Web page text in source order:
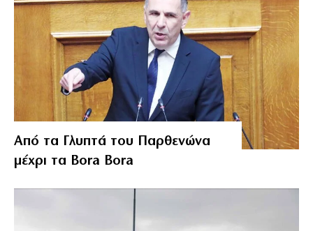
Από τα Γλυπτά του Παρθενώνα
μέχρι τα Bora Bora